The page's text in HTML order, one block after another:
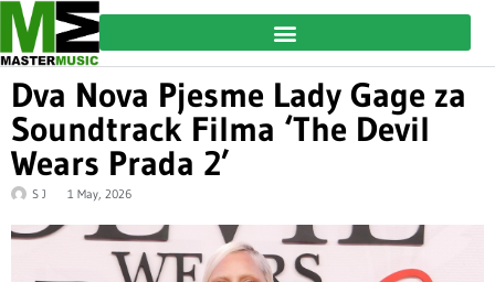
Dva Nova Pjesme Lady Gage za
Soundtrack Filma ‘The Devil
Wears Prada 2’
S J 1 May, 2026